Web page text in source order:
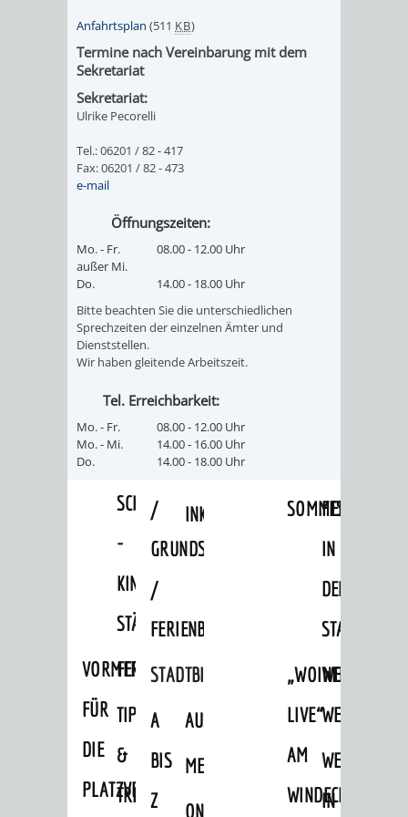
/
BILDUNG
KINDERBETREUUNG
KINDERTAGESPFLEGE
KINDERKRIPPEN
KINDERTAGESSTÄTTEN
PROJEKT
"KINDER
SCHÜTZEN
-
KINDER
STÄRKEN"
VORMERKVERFAHREN
FÜR
DIE
PLATZVERGABE
FERIENANGEBOTE
TIPPS
&
TREFFS
SCHULEN
SCHULFERIEN
SCHÜLERBEFÖRDERUNG
HORTE
/
GRUNDSCHULBETREUUNG
/
FERIENBETREUUNG
SCHULSOZIALARBEIT
INKLUSION
STADTBIBLIOTHEK
A
BIS
Z
AUSLEIHE
MEDIENANGEBOTE
ONLINE-
VERANSTALTUNGSKALENDER
SOMMERTAGSZUG
FESTE
IN
DEN
STADTTEILEN
„WOINEM
LIVE“
AM
WINDECKPLATZ
WEINHEIMER
IN
Anfahrtsplan (511 KB)
Termine nach Vereinbarung mit dem
Sekretariat
Sekretariat:
Ulrike Pecorelli
Tel.: 06201 / 82 - 417
Fax: 06201 / 82 - 473
e-mail
Öffnungszeiten:
Mo. - Fr.
außer Mi.
08.00 - 12.00 Uhr
Do.
14.00 - 18.00 Uhr
Bitte beachten Sie die unterschiedlichen
Sprechzeiten der einzelnen Ämter und
Dienststellen.
Wir haben gleitende Arbeitszeit.
Tel. Erreichbarkeit:
Mo. - Fr.
08.00 - 12.00 Uhr
Mo. - Mi.
14.00 - 16.00 Uhr
Do.
14.00 - 18.00 Uhr